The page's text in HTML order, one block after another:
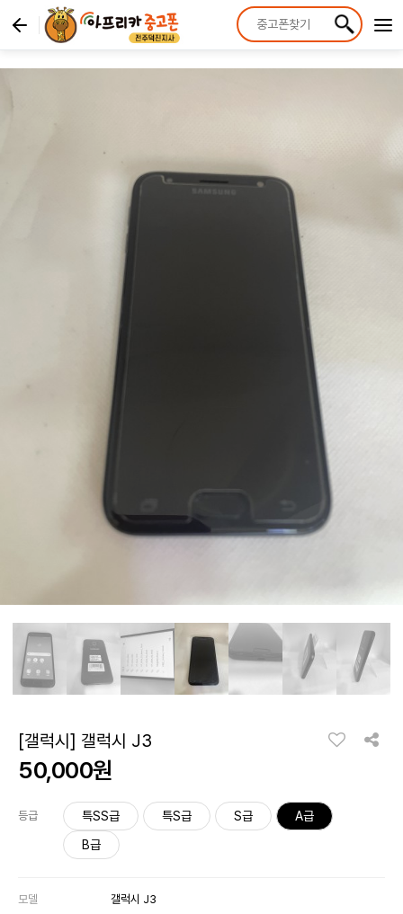
[갤럭시] 갤럭시 J3
50,000원
등급 특SS급 특S급 S급
A급
B급
모델
갤럭시 J3